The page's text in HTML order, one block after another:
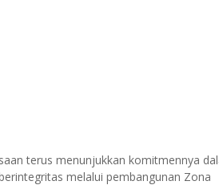
terus menunjukkan komitmennya
melalui pembangunan Zona